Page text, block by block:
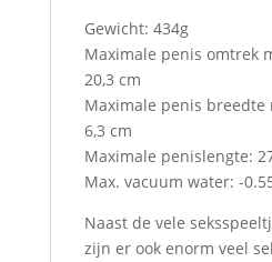
Gewicht: 434g
Maximale penis omtrek
20,3 cm
Maximale penis
6,3 cm
Maximale penislengte:
Max. vacuum water: -
Naast de vele
zijn er ook enorm veel